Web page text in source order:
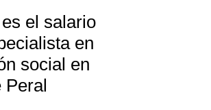
el salario
en
social en
Peral